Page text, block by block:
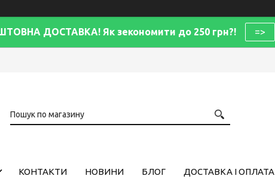
ДОСТАВКА! Як зекономити до 250 грн?! =>
КОНТАКТИ НОВИНИ БЛОГ ДОСТАВКА І ОПЛАТА